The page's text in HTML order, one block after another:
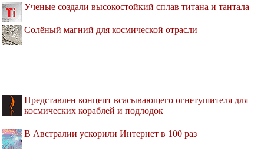
Ученые создали высокостойкий сплав титана и тантала
Солёный магний для космической отрасли
Представлен концепт всасывающего огнетушителя для
космических кораблей и подлодок
В Австралии ускорили Интернет в 100 раз